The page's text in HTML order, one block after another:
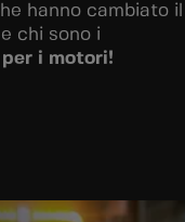
hanno cambiato il
chi sono i
per i motori!